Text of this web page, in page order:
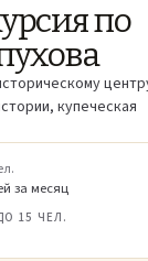
по
купеческая
за месяц
15 ЧЕЛ.